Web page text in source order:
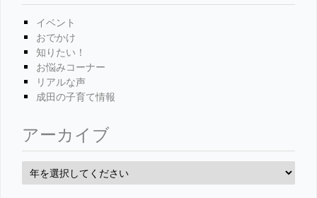
イベント
おでかけ
知りたい！
お悩みコーナー
リアルな声
成田の子育て情報
アーカイブ